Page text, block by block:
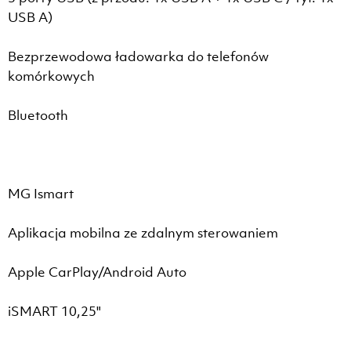
USB A)
Bezprzewodowa ładowarka do telefonów
komórkowych
Bluetooth
MG Ismart
Aplikacja mobilna ze zdalnym sterowaniem
Apple CarPlay/Android Auto
iSMART 10,25"